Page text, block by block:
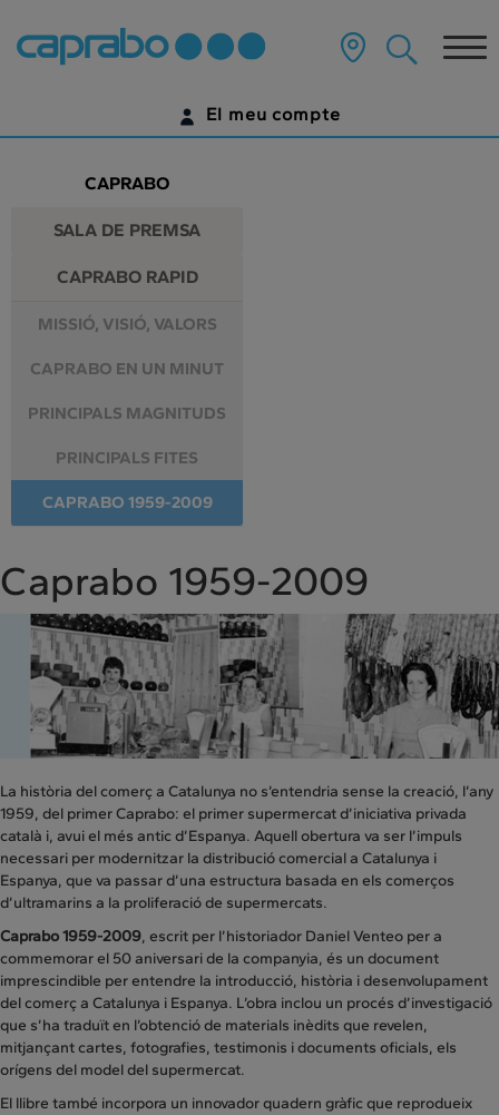
contingut
pàgina
El meu compte
ENCARA NO TENS UN COMPTE DIGITAL?
CAPRABO
SALA DE PREMSA
CAPRABO RAPID
MISSIÓ, VISIÓ, VALORS
CAPRABO EN UN MINUT
PRINCIPALS MAGNITUDS
PRINCIPALS FITES
CAPRABO 1959-2009
Caprabo 1959-2009
La història del comerç a Catalunya no s’entendria sense la creació, l’any
1959, del primer Caprabo: el primer supermercat d’iniciativa privada
català i, avui el més antic d’Espanya. Aquell obertura va ser l’impuls
necessari per modernitzar la distribució comercial a Catalunya i
Espanya, que va passar d’una estructura basada en els comerços
d’ultramarins a la proliferació de supermercats.
Caprabo 1959-2009, escrit per l’historiador Daniel Venteo per a
commemorar el 50 aniversari de la companyia, és un document
imprescindible per entendre la introducció, història i desenvolupament
del comerç a Catalunya i Espanya. L’obra inclou un procés d’investigació
que s’ha traduït en l’obtenció de materials inèdits que revelen,
mitjançant cartes, fotografies, testimonis i documents oficials, els
orígens del model del supermercat.
El llibre també incorpora un innovador quadern gràfic que reprodueix